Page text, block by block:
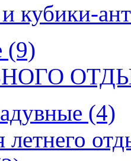
кубики-
(9)
(4)
летнего